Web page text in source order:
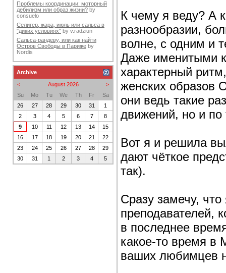
К чему я веду? А
разнообразии,
волне, с одним и
Даже именитыми
характерный
женских
они ведь такие
движений, но и по
Вот я и решила
дают чёткое
так).
Сразу замечу,
преподавателей,
в последнее
какое-то время в
ваших любимцев
Проблемы координации: моторный
дебилизм или образ жизни? by
consuelo
Селигер, жара, июль или сальса в
"диких условиях" by v.radziun
Сальса-рандеву, или как найти
Остров Свободы в Париже by
Nordis
Archive
<
>
August 2026
Su
Mo Tu We Th Fr
Sa
26
27 28 29 30 31
1
2
3 4 5 6 7
8
9
10 11 12 13 14
15
16
17 18 19 20 21
22
23
24 25 26 27 28
29
30
31 1 2 3 4 5